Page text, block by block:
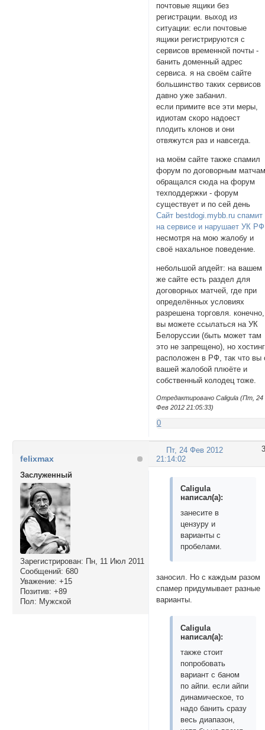
почтовые ящики без
регистрации. выход из
ситуации: если почтовые
ящики регистрируются с
сервисов временной почты -
банить доменный адрес
сервиса. я на своём сайте
большинство таких сервисов
давно уже забанил.
если примите все эти меры,
идиотам скоро надоест
плодить клонов и они
отвяжутся раз и навсегда.
на моём сайте также спамил
форум по договорным
обращался сюда на форум
техподдержки - форум
существует и по сей день
Сайт bestdogi.mybb.ru спамит
на сервисе и нарушает УК РФ
несмотря на мою жалобу и
своё нахальное поведение.
небольшой апдейт: на вашем
же сайте есть раздел для
договорных матчей, где при
определённых условиях
разрешена торговля. конечно,
вы можете ссылаться на УК
Белоруссии (быть может там
это не запрещено), но хостинг
расположен в РФ, так что вы
вашей жалобой плюёте и
собственный колодец тоже.
Отредактировано Caligula (Пт, 24
Фев 2012 21:05:33)
0
3
Пт, 24 Фев 2012
21:14:02
felixmax
Заслуженный
Зарегистрирован: Пн, 11 Июл 2011
Сообщений: 680
Уважение: +15
Позитив: +89
Пол: Мужской
Caligula
написал(а):
занесите в
цензуру и
варианты с
пробелами.
заносил. Но с каждым разом
спамер придумывает разные
варианты.
Caligula
написал(а):
также стоит
попробовать
вариант с баном
по айпи. если айпи
динамическое, то
надо банить сразу
весь диапазон,